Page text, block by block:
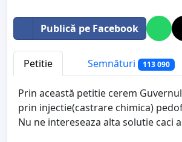
Publică pe Facebook
Petitie Semnături 113 090
Prin această petitie cerem
prin injectie(castrare chimica)
Nu ne intereseaza alta solutie caci